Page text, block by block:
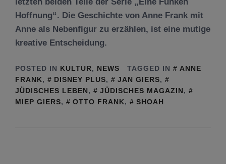
Hoffnung“. Die Geschichte von Anne Frank mit
Anne als Nebenfigur zu erzählen, ist eine mutige
kreative Entscheidung.
POSTED IN KULTUR, NEWS TAGGED IN
ANNE
FRANK, DISNEY PLUS, JAN GIERS,
JÜDISCHES LEBEN, JÜDISCHES MAGAZIN,
MIEP GIERS, OTTO FRANK, SHOAH